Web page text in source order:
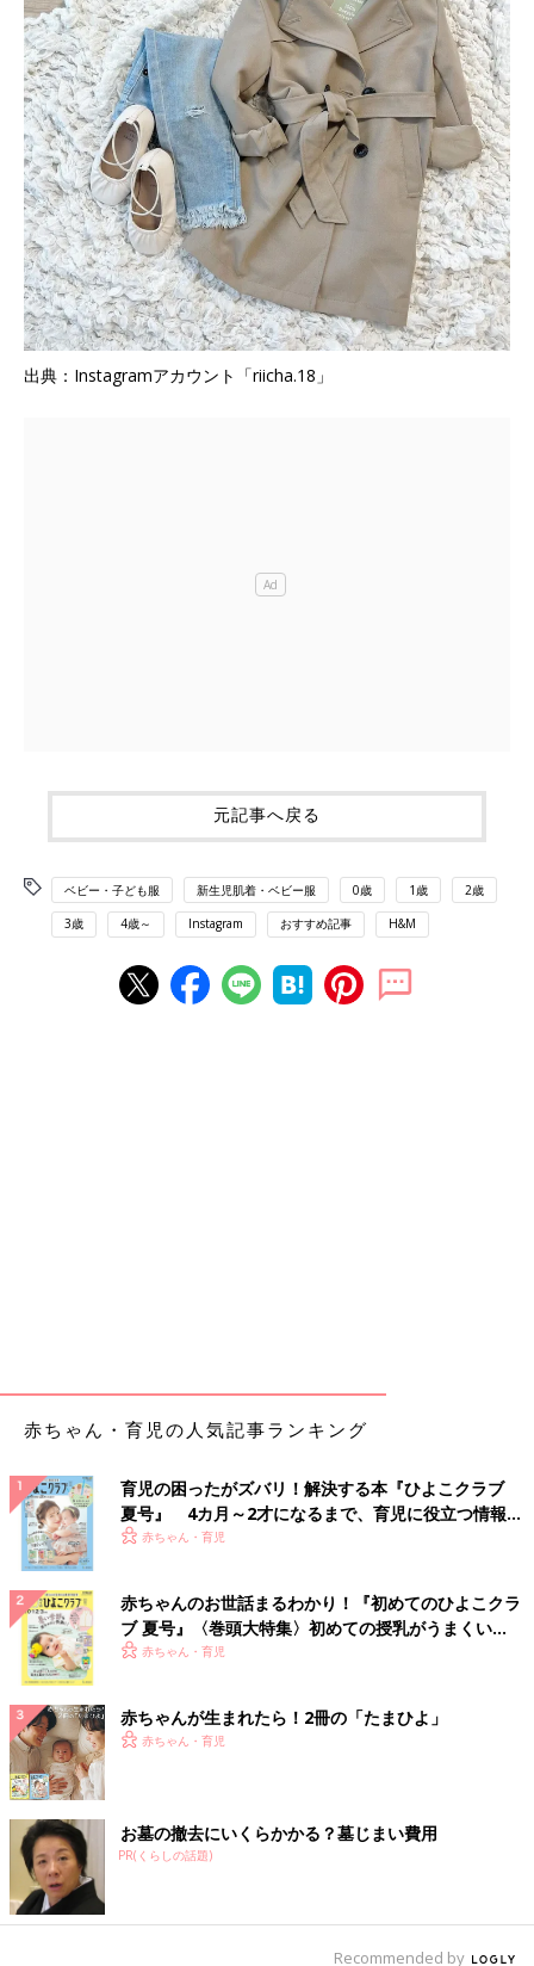
出典：Instagramアカウント「riicha.18」
元記事へ戻る
ベビー・子ども服 新生児肌着・ベビー服 0歳 1歳 2歳
3歳 4歳～ Instagram おすすめ記事 H&M
赤ちゃん・育児の人気記事ランキング
育児の困ったがズバリ！解決する本『ひよこクラブ
夏号』 4カ月～2才になるまで、育児に役立つ情報が
いっぱい！
赤ちゃん・育児
赤ちゃんのお世話まるわかり！『初めてのひよこクラ
ブ 夏号』〈巻頭大特集〉初めての授乳がうまくい
く！ おっぱい・ミルクの基本と夏のトラブル 解決テ
赤ちゃん・育児
赤ちゃんが生まれたら！2冊の「たまひよ」
赤ちゃん・育児
お墓の撤去にいくらかかる？墓じまい費用
PR(くらしの話題)
Recommended by